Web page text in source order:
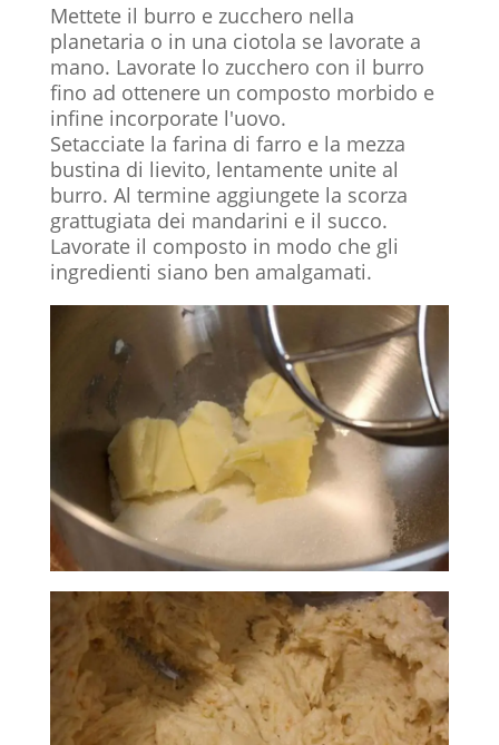
Mettete il burro e zucchero nella
planetaria o in una ciotola se lavorate a
mano. Lavorate lo zucchero con il burro
fino ad ottenere un composto morbido e
infine incorporate l'uovo.
Setacciate la farina di farro e la mezza
bustina di lievito, lentamente unite al
burro. Al termine aggiungete la scorza
grattugiata dei mandarini e il succo.
Lavorate il composto in modo che gli
ingredienti siano ben amalgamati.